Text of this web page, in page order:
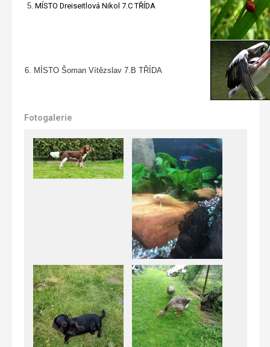
5. MÍSTO Dreiseitlová Nikol 7.CTŘÍDA
6. MÍSTO Šoman Vítězslav 7.B TŘÍDA
Fotogalerie